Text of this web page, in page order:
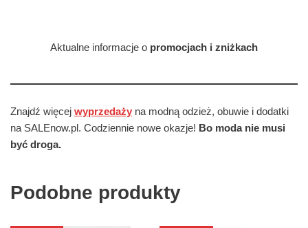
Aktualne informacje o promocjach i zniżkach
Znajdź więcej wyprzedaży na modną odzież, obuwie i dodatki
na SALEnow.pl. Codziennie nowe okazje! Bo moda nie musi
być droga.
Podobne produkty